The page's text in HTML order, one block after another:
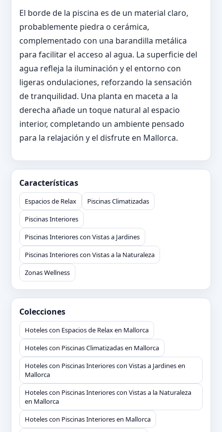
El borde de la piscina es de un material claro,
probablemente piedra o cerámica,
complementado con una barandilla metálica
para facilitar el acceso al agua. La superficie del
agua refleja la iluminación y el entorno con
ligeras ondulaciones, reforzando la sensación
de tranquilidad. Una planta en maceta a la
derecha añade un toque natural al espacio
interior, completando un ambiente pensado
para la relajación y el disfrute en Mallorca.
Características
Espacios de Relax
Piscinas Climatizadas
Piscinas Interiores
Piscinas Interiores con Vistas a Jardines
Piscinas Interiores con Vistas a la Naturaleza
Zonas Wellness
Colecciones
Hoteles con Espacios de Relax en Mallorca
Hoteles con Piscinas Climatizadas en Mallorca
Hoteles con Piscinas Interiores con Vistas a Jardines en
Mallorca
Hoteles con Piscinas Interiores con Vistas a la Naturaleza
en Mallorca
Hoteles con Piscinas Interiores en Mallorca